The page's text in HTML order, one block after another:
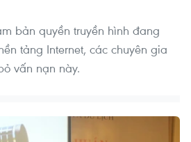
bản quyền truyền hình đang
tảng Internet, các chuyên gia
vấn nạn này.